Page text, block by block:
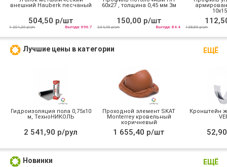
внешний Hauberk песчаный
504,50 р/шт
1 201,20 р/уп Выгода: 696.7
60х27 , толщина 0,45 мм 3м
150,00 р/шт
234,40 р/уп Выгода: 84.4 138,90 р/уп
ЕЩЁ
Лучшие цены в категории
Гидроизоляция пола 0,75х10
м, ТехноНИКОЛЬ
2 541,90 р/рул
Проходной элемент SKAT
Monterrey кровельный
коричневый
1 655,40 р/шт
Кронштейн
ЕЩЁ
Новинки